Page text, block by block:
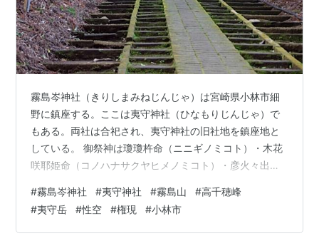
霧島岑神社（きりしまみねじんじゃ）は宮崎県小林市細
野に鎮座する。ここは夷守神社（ひなもりじんじゃ）で
もある。両社は合祀され、夷守神社の旧社地を鎮座地と
している。 御祭神は瓊瓊杵命（ニニギノミコト）・木花
咲耶姫命（コノハナサクヤヒメノミコト）・彦火々出見
ノミコト）・鸕鷀草葺不合命（ウガヤフキアエズノミコ
ト）・玉依姫命（タマヨリヒメノミコト）。日向三代
（ひむかんさんだい）がそれぞれ夫婦で祭られている。
#霧島岑神社 #夷守神社 #霧島山 #高千穂峰
#夷守岳 #性空 #権現 #小林市